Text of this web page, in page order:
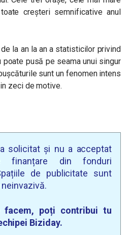
creșteri semnificative anul
la an la an a statisticilor privind
pusă pe seama unui singur
sunt un fenomen intens
zeci de motive.
solicitat și nu a acceptat
din fonduri
de publicitate sunt
neinvazivă.
facem, poți contribui tu
Biziday.